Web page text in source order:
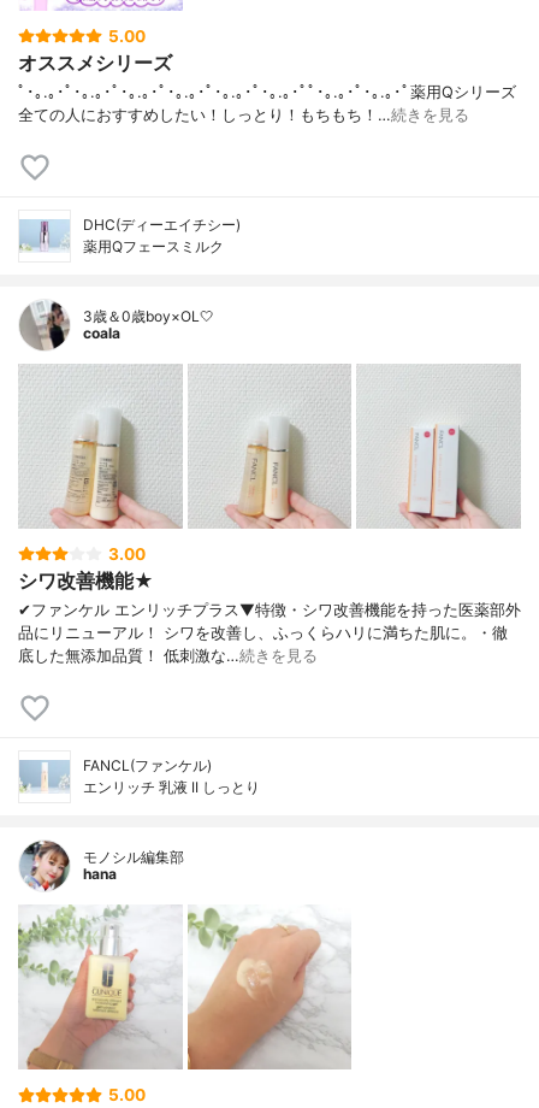
5.00
オススメシリーズ
ﾟ･｡.｡･ﾟ･｡.｡･ﾟ･｡.｡･ﾟ･｡.｡･ﾟ･｡.｡･ﾟ･｡.｡･ﾟﾟ･｡.｡･ﾟ･｡.｡･ﾟ薬用Qシリーズ
全ての人におすすめしたい！しっとり！もちもち！…続きを見る
DHC(ディーエイチシー)
薬用Qフェースミルク
3歳＆0歳boy×OL🤍
coala
3.00
シワ改善機能★
✔︎ファンケル エンリッチプラス▼特徴・シワ改善機能を持った医薬部外
品にリニューアル！ シワを改善し、ふっくらハリに満ちた肌に。・徹
底した無添加品質！ 低刺激な…続きを見る
FANCL(ファンケル)
エンリッチ 乳液 II しっとり
モノシル編集部
hana
5.00